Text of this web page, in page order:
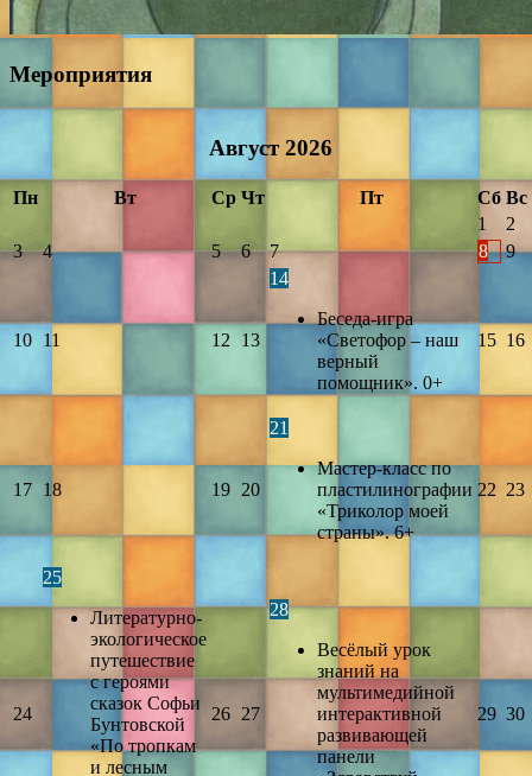
Мероприятия
Август 2026
Пн Вт Ср Чт Пт Сб Вс
1
2
3
4 5 6 7 8 9
10 11 12 13
14
Беседа-игра
«Светофор – наш
верный
помощник». 0+
15 16
17 18 19 20
21
Мастер-класс по
пластилинографии
«Триколор моей
страны». 6+
22 23
24
25
Литературно-
экологическое
путешествие
с героями
сказок Софьи
Бунтовской
«По тропкам
и лесным
26 27
28
Весёлый урок
знаний на
мультимедийной
интерактивной
развивающей
панели
29 30